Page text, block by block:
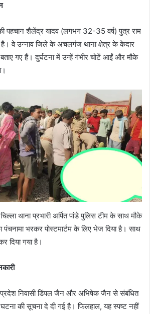
पहचान शैलेंद्र यादव (लगभग 32-35 वर्ष) पुत्र राम
वे उन्नाव जिले के अचलगंज थाना क्षेत्र के केदार
बताए गए हैं। दुर्घटना में उन्हें गंभीर चोटें आईं और मौके
थाना प्रभारी अर्पित पांडे पुलिस टीम के साथ मौके
भरकर पोस्टमार्टम के लिए भेज दिया है। साथ
दिया गया है।
प्रदेश निवासी डिंपल जैन और अभिषेक जैन से संबंधित
घटना की सूचना दे दी गई है। फिलहाल, यह स्पष्ट नहीं